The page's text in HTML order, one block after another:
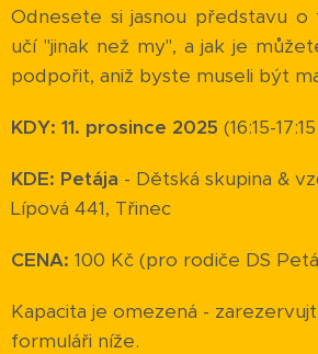
Odnesete si jasnou představu
učí "jinak než my", a jak je
podpořit, aniž byste museli být
KDY: 11. prosince 2025 (16:15-
KDE: Petája - Dětská skupina &
Lípová 441, Třinec
CENA: 100 Kč (pro rodiče DS
Kapacita je omezená -
formuláři níže.